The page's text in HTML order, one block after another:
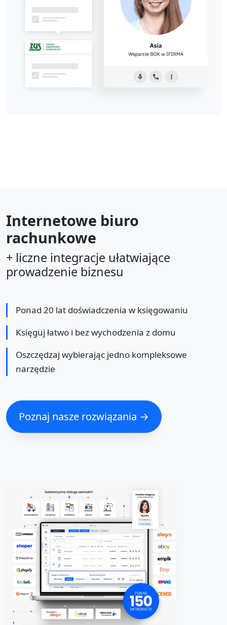
Internetowe biuro
rachunkowe
+ liczne integracje ułatwiające
prowadzenie biznesu
Ponad 20 lat doświadczenia w księgowaniu
Księguj łatwo i bez wychodzenia z domu
Oszczędzaj wybierając jedno kompleksowe
narzędzie
Poznaj nasze rozwiązania →